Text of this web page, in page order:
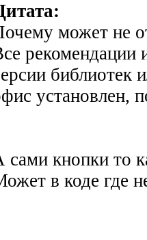
может не
рекомендации
библиотек
установлен,
сами кнопки то
в коде где